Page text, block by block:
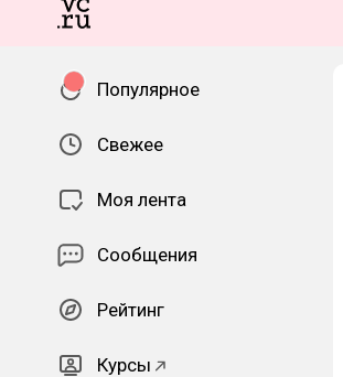
Популярное
Свежее
Моя лента
Сообщения
Рейтинг
Курсы